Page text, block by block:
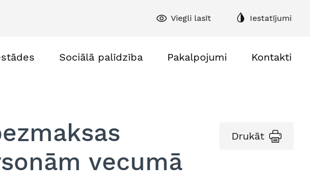
Viegli lasīt Iestatījumi
Sociālā palīdzība Pakalpojumi Kontakti
vecumā
Drukāt